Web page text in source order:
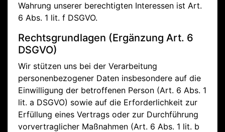
Wahrung unserer berechtigten Interessen ist Art.
6 Abs. 1 lit. f DSGVO.
Rechtsgrundlagen (Ergänzung Art. 6
DSGVO)
Wir stützen uns bei der Verarbeitung
personenbezogener Daten insbesondere auf die
Einwilligung der betroffenen Person (Art. 6 Abs. 1
lit. a DSGVO) sowie auf die Erforderlichkeit zur
Erfüllung eines Vertrags oder zur Durchführung
vorvertraglicher Maßnahmen (Art. 6 Abs. 1 lit. b